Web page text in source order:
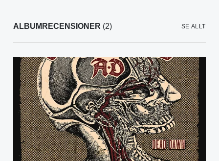
ALBUMRECENSIONER (2) SE ALLT